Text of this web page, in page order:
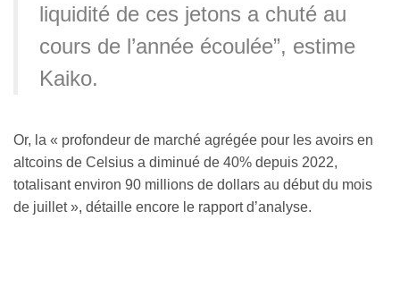
liquidité de ces jetons a chuté au
cours de l’année écoulée”, estime
Kaiko.
Or, la « profondeur de marché agrégée pour les avoirs en
altcoins de Celsius a diminué de 40% depuis 2022,
totalisant environ 90 millions de dollars au début du mois
de juillet », détaille encore le rapport d’analyse.